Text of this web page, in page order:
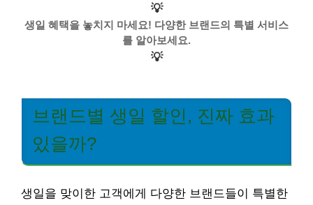
💡
생일 혜택을 놓치지 마세요! 다양한 브랜드의 특별 서비스
를 알아보세요.
💡
브랜드별 생일 할인, 진짜 효과
있을까?
생일을 맞이한 고객에게 다양한 브랜드들이 특별한